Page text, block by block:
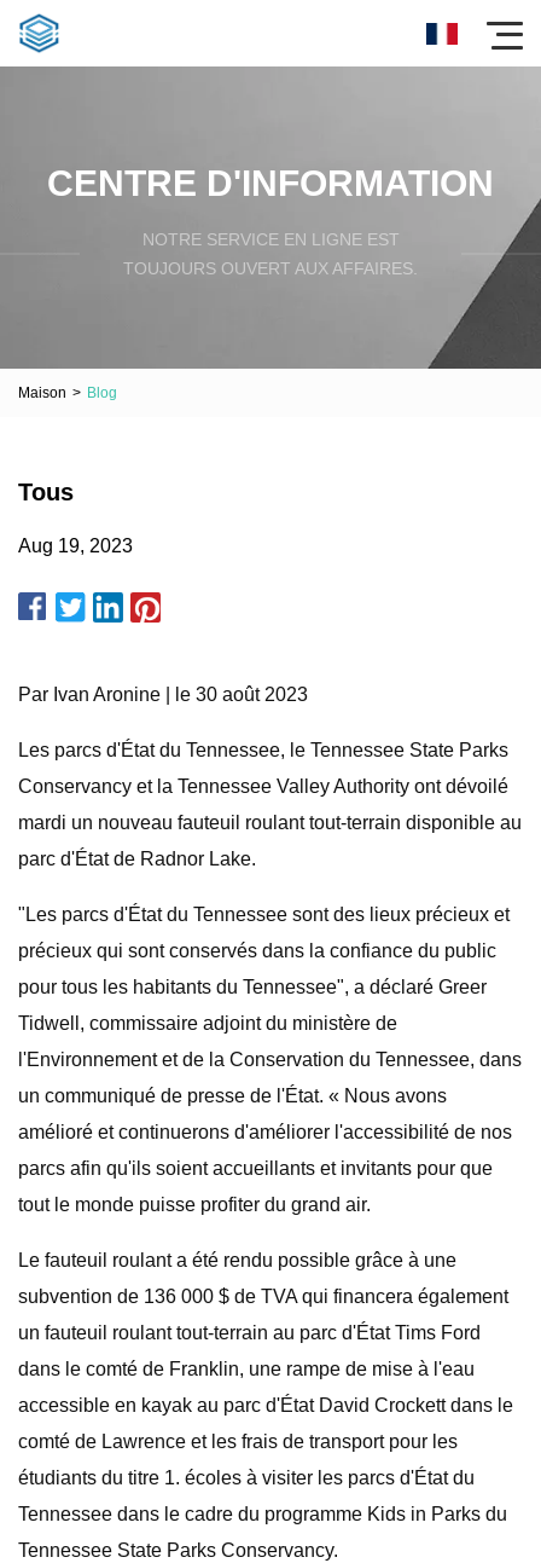
CENTRE D'INFORMATION
NOTRE SERVICE EN LIGNE EST
TOUJOURS OUVERT AUX AFFAIRES.
Maison > Blog
Tous
Aug 19, 2023
Par Ivan Aronine | le 30 août 2023
Les parcs d'État du Tennessee, le Tennessee State Parks
Conservancy et la Tennessee Valley Authority ont dévoilé
mardi un nouveau fauteuil roulant tout-terrain disponible au
parc d'État de Radnor Lake.
"Les parcs d'État du Tennessee sont des lieux précieux et
précieux qui sont conservés dans la confiance du public
pour tous les habitants du Tennessee", a déclaré Greer
Tidwell, commissaire adjoint du ministère de
l'Environnement et de la Conservation du Tennessee, dans
un communiqué de presse de l'État. « Nous avons
amélioré et continuerons d'améliorer l'accessibilité de nos
parcs afin qu'ils soient accueillants et invitants pour que
tout le monde puisse profiter du grand air.
Le fauteuil roulant a été rendu possible grâce à une
subvention de 136 000 $ de TVA qui financera également
un fauteuil roulant tout-terrain au parc d'État Tims Ford
dans le comté de Franklin, une rampe de mise à l'eau
accessible en kayak au parc d'État David Crockett dans le
comté de Lawrence et les frais de transport pour les
étudiants du titre 1. écoles à visiter les parcs d'État du
Tennessee dans le cadre du programme Kids in Parks du
Tennessee State Parks Conservancy.